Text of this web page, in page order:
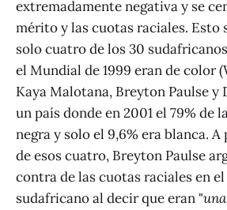
extremadamente negativa y se
mérito y las cuotas raciales. Esto
solo cuatro de los 30
el Mundial de 1999 eran de color
Kaya Malotana, Breyton Paulse y
un país donde en 2001 el 79% de
negra y solo el 9,6% era blanca. A
de esos cuatro, Breyton Paulse
contra de las cuotas raciales en
sudafricano al decir que eran "